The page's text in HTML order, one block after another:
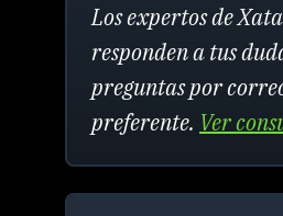
Los expertos de
responden a tus
preguntas por
preferente. Ver